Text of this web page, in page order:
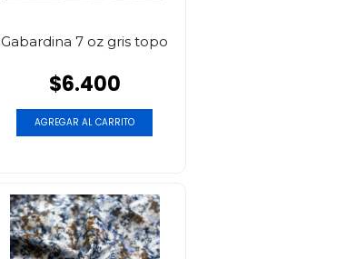
Gabardina 7 oz gris topo
$6.400
AGREGAR AL CARRITO